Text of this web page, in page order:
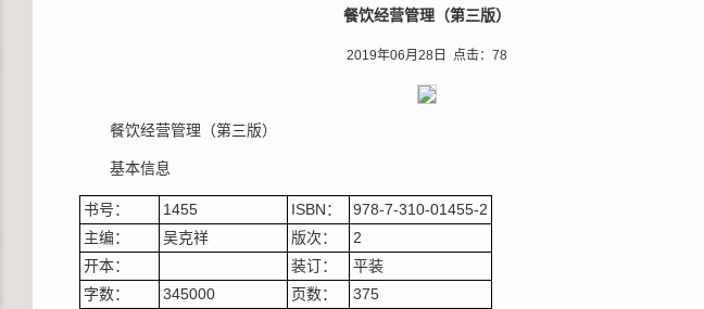
餐饮经营管理（第三版）
2019年06月28日 点击： 78
餐饮经营管理（第三版）
基本信息
书号： 1455 ISBN：
978-7-310-01455-2
主编：
吴克祥 版次：
2
开本：
装订：
平装
字数：
345000 页数：
375